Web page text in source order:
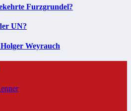
Furzgrundel?
UN?
Weyrauch